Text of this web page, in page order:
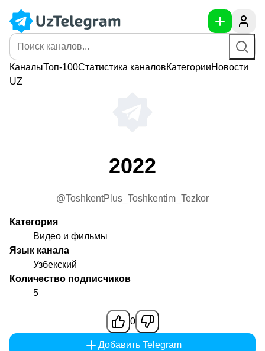
КаналыТоп-100Статистика каналовКатегорииНовости
UZ
2022
@ToshkentPlus_Toshkentim_Tezkor
Категория
Видео и фильмы
Язык канала
Узбекский
Количество подписчиков
5
0
Добавить Telegram